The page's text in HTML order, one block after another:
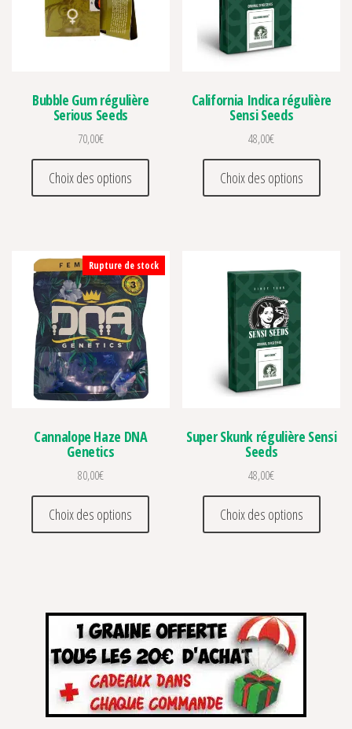
Bubble Gum régulière
Serious Seeds
70,00€
Choix des options
Ce produit a plusieurs variations. Les
California Indica régulière
Sensi Seeds
48,00€
Choix des options
Ce
Rupture de stock
Cannalope Haze DNA
Genetics
80,00€
Choix des options
Ce produit a plusieurs variations. Les
Super Skunk régulière Sensi
Seeds
48,00€
Choix des options
Ce